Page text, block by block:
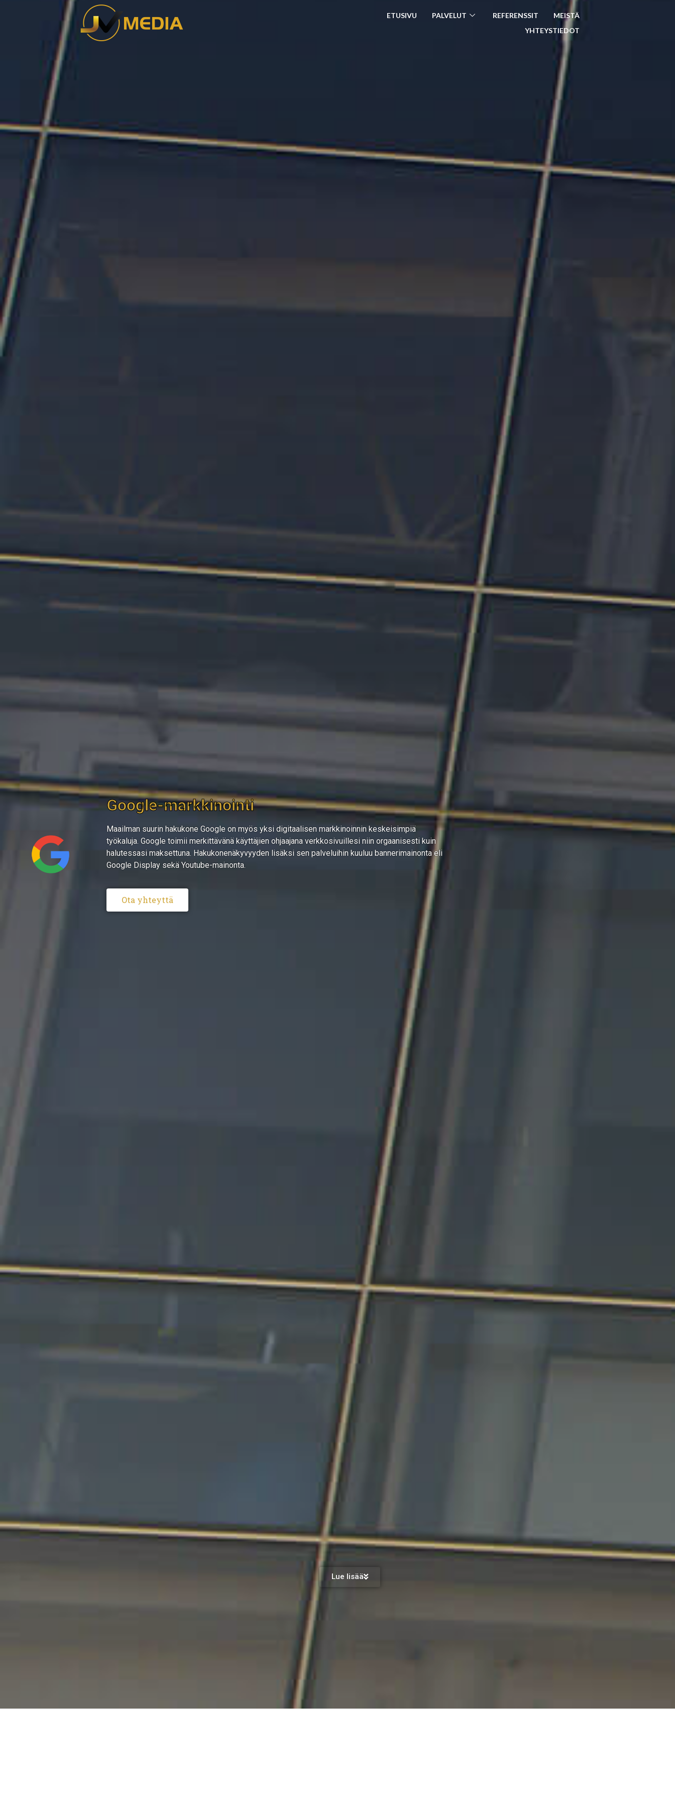
ETUSIVU PALVELUT REFERENSSIT
MEISTÄ
YHTEYSTIEDOT
Google-markkinointi
Maailman suurin hakukone Google on myös yksi digitaalisen markkinoinnin keskeisimpiä
työkaluja. Google toimii merkittävänä käyttäjien ohjaajana verkkosivuillesi niin orgaanisesti kuin
halutessasi maksettuna. Hakukonenäkyvyyden lisäksi sen palveluihin kuuluu bannerimainonta eli
Google Display sekä Youtube-mainonta.
Ota yhteyttä
Lue lisää